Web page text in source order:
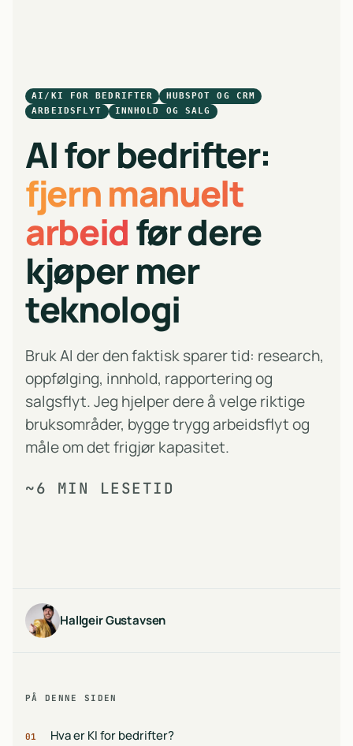
AI/KI FOR BEDRIFTER
HUBSPOT OG CRM
ARBEIDSFLYT
INNHOLD OG SALG
AI for bedrifter:
fjern manuelt
arbeidfør dere
kjøper mer
teknologi
Bruk AI der den faktisk sparer tid: research,
oppfølging, innhold, rapportering og
salgsflyt. Jeg hjelper dere å velge riktige
bruksområder, bygge trygg arbeidsflyt og
måle om det frigjør kapasitet.
~6 MIN LESETID
Hallgeir Gustavsen
PÅ DENNE SIDEN
01 Hva er KI for bedrifter?